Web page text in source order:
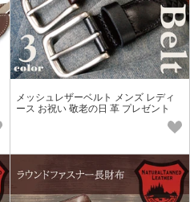
メッシュレザーベルト メンズ レディ
ース お祝い 敬老の日 革 プレゼント